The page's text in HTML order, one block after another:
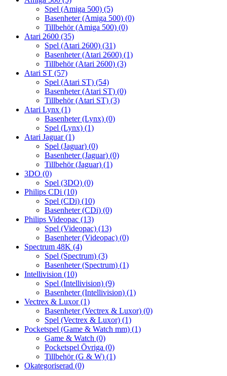
Spel (Amiga 500) (5)
Basenheter (Amiga 500) (0)
Tillbehör (Amiga 500) (0)
Atari 2600 (35)
Spel (Atari 2600) (31)
Basenheter (Atari 2600) (1)
Tillbehör (Atari 2600) (3)
Atari ST (57)
Spel (Atari ST) (54)
Basenheter (Atari ST) (0)
Tillbehör (Atari ST) (3)
Atari Lynx (1)
Basenheter (Lynx) (0)
Spel (Lynx) (1)
Atari Jaguar(1)
Spel (Jaguar) (0)
Basenheter (Jaguar) (0)
Tillbehör (Jaguar) (1)
3DO (0)
Spel (3DO) (0)
Philips CDi (10)
Spel (CDi) (10)
Basenheter (CDi) (0)
Philips Videopac (13)
Spel (Videopac) (13)
Basenheter (Videopac) (0)
Spectrum 48K (4)
Spel (Spectrum) (3)
Basenheter (Spectrum) (1)
Intellivision (10)
Spel (Intellivision) (9)
Basenheter (Intellivision) (1)
Vectrex & Luxor(1)
Basenheter (Vectrex & Luxor) (0)
Spel (Vectrex & Luxor) (1)
Pocketspel (Game & Watch mm) (1)
Game & Watch (0)
Pocketspel Övriga (0)
Tillbehör (G & W) (1)
Okategoriserad (0)